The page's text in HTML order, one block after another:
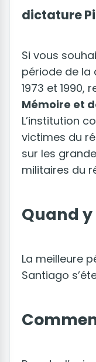
dictature
Si vous
période de la
1973 et 1990,
Mémoire et
L’institution
victimes du
sur les
militaires du
Quand y
La meilleure
Santiago